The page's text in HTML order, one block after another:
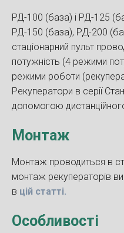
РД-100 (база) і РД-125
РД-150 (база), РД-200
стаціонарний пульт
потужність (4 режими
режими роботи
Рекуператори в серії
допомогою
Монтаж
Монтаж проводиться в
монтаж рекуператорів
в цій статті.
Особливості